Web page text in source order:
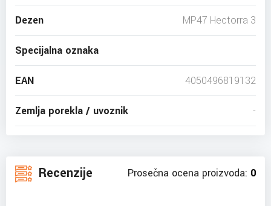
Dezen MP47 Hectorra 3
Specijalna oznaka
EAN 4050496819132
Zemlja porekla / uvoznik -
Recenzije Prosečna ocena proizvoda: 0